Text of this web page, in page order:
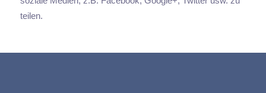
teilen.